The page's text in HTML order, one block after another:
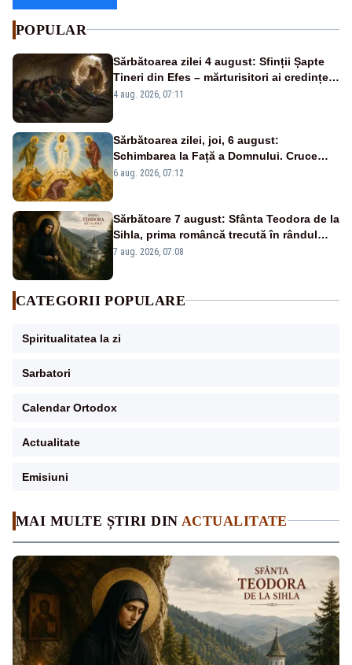
MAI MULTE ȘTIRI DIN ACTUALITATE
POPULAR
Sărbătoarea zilei 4 august: Sfinții Șapte
Tineri din Efes – mărturisitori ai credinței
și ai Învierii
4 aug. 2026, 07:11
Sărbătoarea zilei, joi, 6 august:
Schimbarea la Față a Domnului. Cruce
roșie în calendar și dezlegare la pește
6 aug. 2026, 07:12
Sărbătoare 7 august: Sfânta Teodora de la
Sihla, prima româncă trecută în rândul
sfinților
7 aug. 2026, 07:08
CATEGORII POPULARE
Spiritualitatea la zi
Sarbatori
Calendar Ortodox
Actualitate
Emisiuni